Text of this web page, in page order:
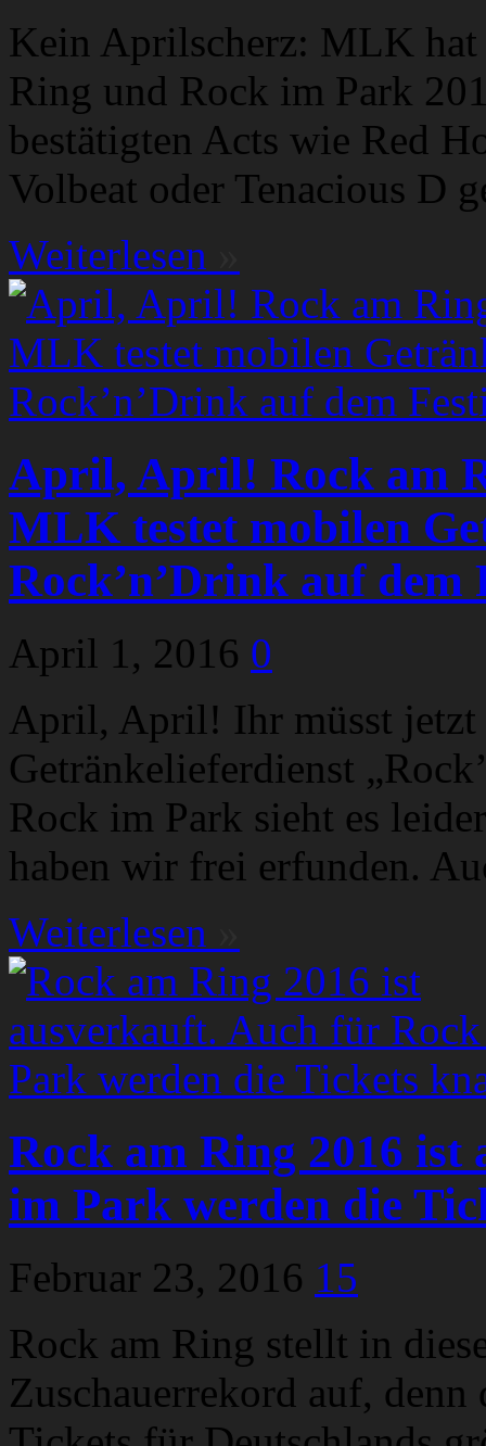
Kein Aprilscherz: MLK hat
Ring und Rock im Park
bestätigten Acts wie Red
Volbeat oder Tenacious D
Weiterlesen
April, April! Rock am
MLK testet mobilen
Rock’n’Drink auf dem
April 1, 2016 0
April, April! Ihr müsst jetzt
Getränkelieferdienst
Rock im Park sieht es
haben wir frei erfunden.
Weiterlesen
Rock am Ring 2016
im Park werden die
Februar 23, 2016 15
Rock am Ring stellt in
Zuschauerrekord auf,